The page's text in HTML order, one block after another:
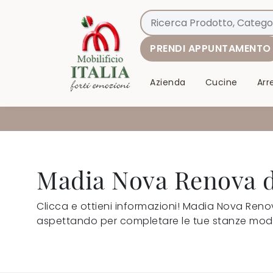
PRENDI APPUNTAMENTO
Azienda Cucine
Madia Nova Renova
Clicca e ottieni informazioni! Madia Nova
aspettando per completare le tue stanze